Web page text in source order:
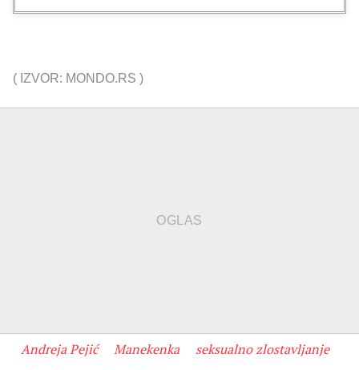
( IZVOR: MONDO.RS )
Andreja Pejić Manekenka
seksualno zlostavljanje